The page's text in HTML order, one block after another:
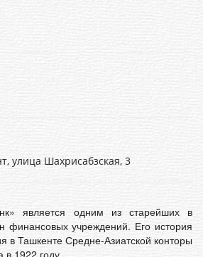
улица Шахрисабзская, 3
является одним из старейших в
финансовых учреждений. Его история
в Ташкенте Средне-Азиатской конторы
1922 году.